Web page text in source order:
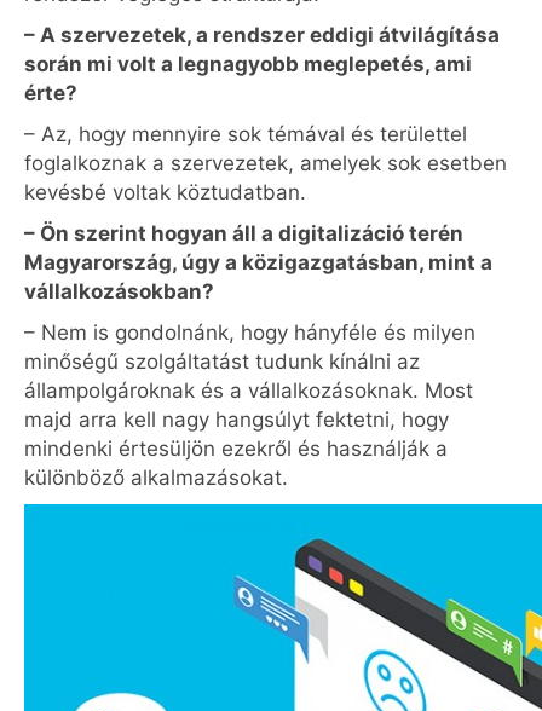
– A szervezetek, a rendszer eddigi átvilágítása
során mi volt a legnagyobb meglepetés, ami
érte?
– Az, hogy mennyire sok témával és területtel
foglalkoznak a szervezetek, amelyek sok esetben
kevésbé voltak köztudatban.
– Ön szerint hogyan áll a digitalizáció terén
Magyarország, úgy a közigazgatásban, mint a
vállalkozásokban?
– Nem is gondolnánk, hogy hányféle és milyen
minőségű szolgáltatást tudunk kínálni az
állampolgároknak és a vállalkozásoknak. Most
majd arra kell nagy hangsúlyt fektetni, hogy
mindenki értesüljön ezekről és használják a
különböző alkalmazásokat.